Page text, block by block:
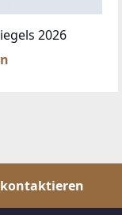
2026
kontaktieren